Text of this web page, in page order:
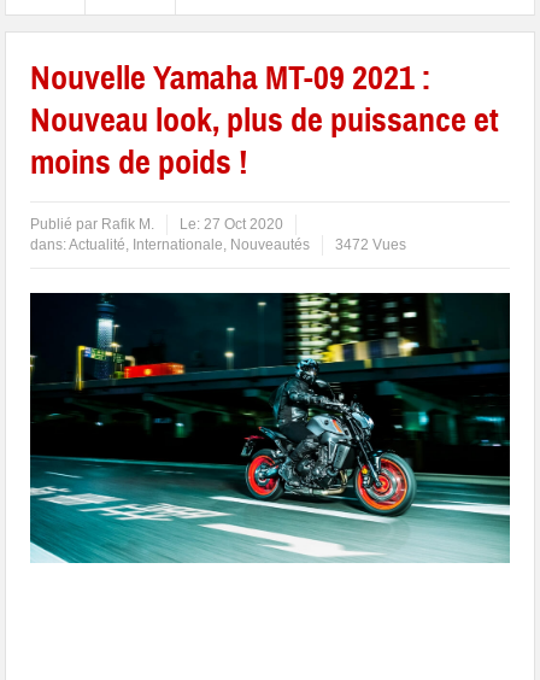
Nouvelle Yamaha MT-09 2021 :
Nouveau look, plus de puissance et
moins de poids !
Publié par Rafik M. Le:27 Oct 2020
dans:Actualité, Internationale, Nouveautés 3472 Vues